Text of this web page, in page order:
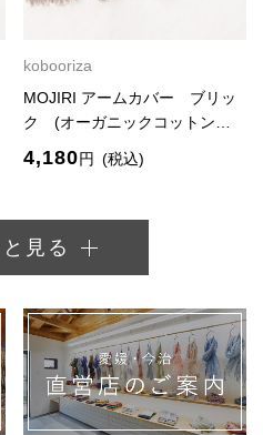
kobooriza
MOJIRI アームカバー ブリッ
ク (オーガニックコットン…
4,180円 (税込)
見る